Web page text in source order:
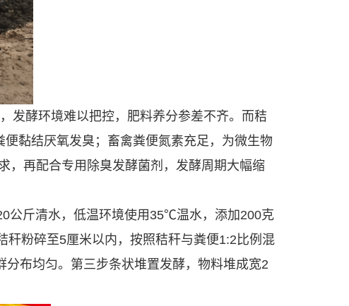
发酵环境难以把控，肥料养分参差不齐。而秸
黏结厌氧发臭；畜禽粪便氮素充足，为微生物
，再配合专用除臭发酵菌剂，发酵周期大幅缩
公斤清水，低温环境使用35℃温水，添加200克
粉碎至5厘米以内，按照秸秆与粪便1:2比例混
布均匀。第三步条状堆置发酵，物料堆成宽2